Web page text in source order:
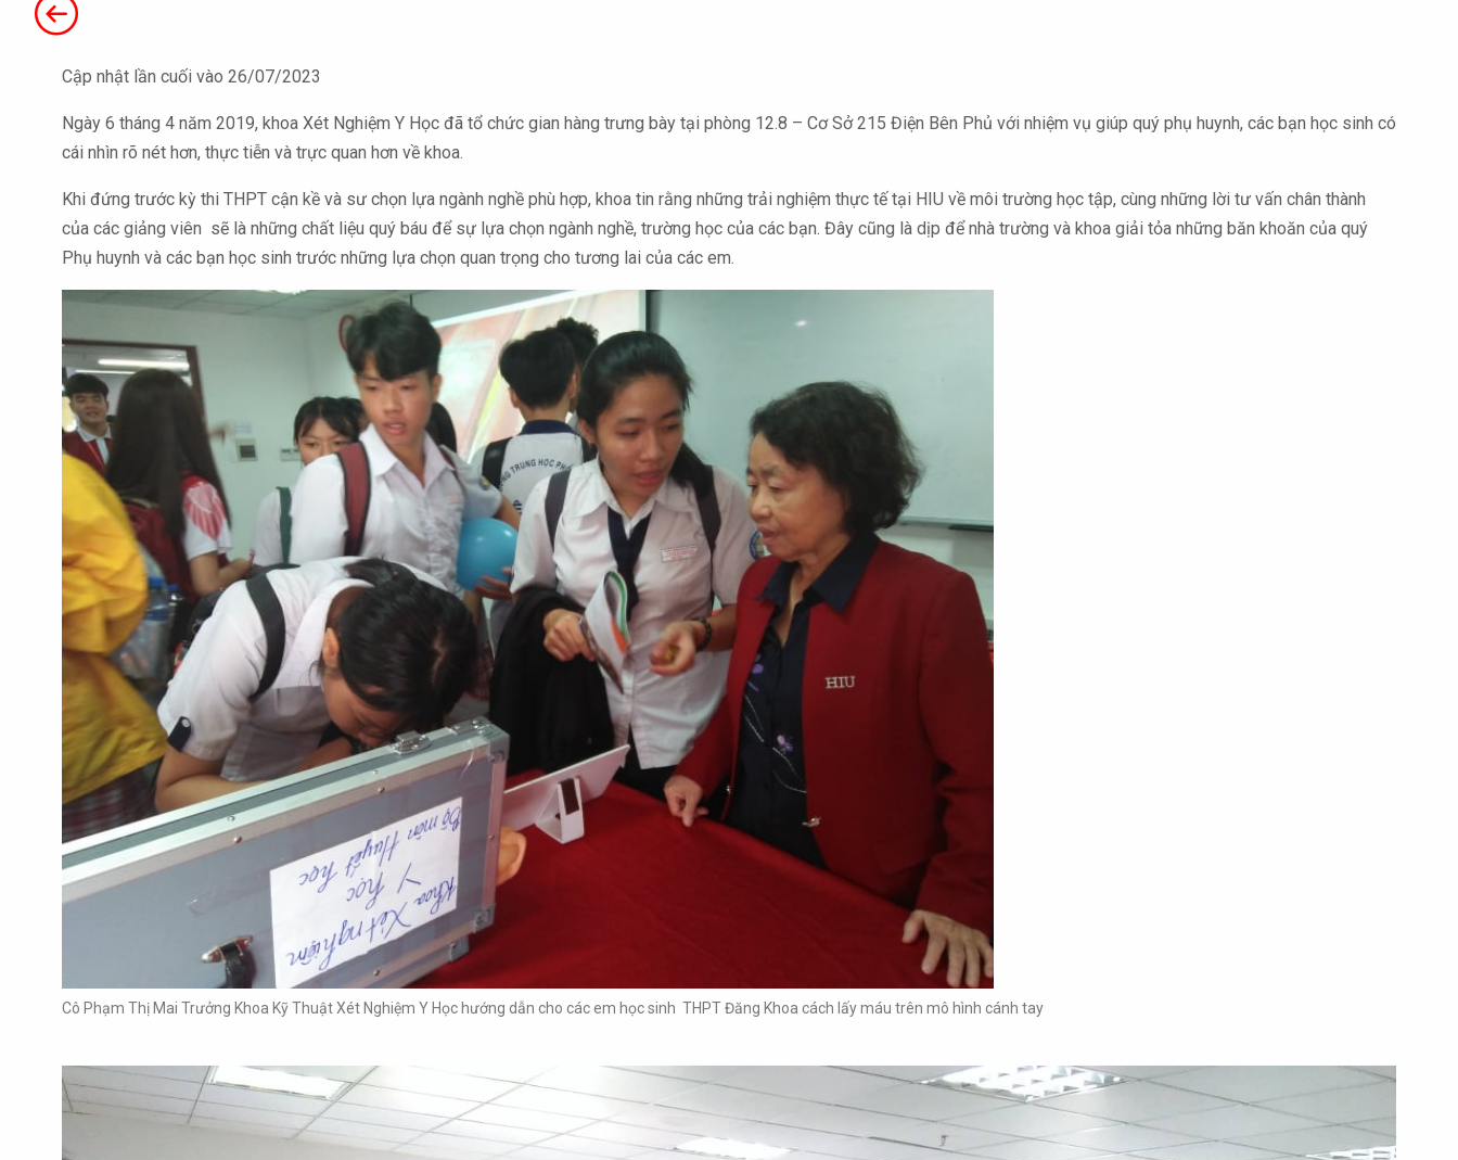
Cập nhật lần cuối vào 26/07/2023
Ngày 6 tháng 4 năm 2019, khoa Xét Nghiệm Y Học đã tổ chức gian hàng trưng bày tại phòng 12.8 – Cơ Sở 215 Điện Bên Phủ với nhiệm vụ giúp quý phụ huynh, các bạn học sinh có
cái nhìn rõ nét hơn, thực tiễn và trực quan hơn về khoa.
Khi đứng trước kỳ thi THPT cận kề và sư chọn lựa ngành nghề phù hợp, khoa tin rằng những trải nghiệm thực tế tại HIU về môi trường học tập, cùng những lời tư vấn chân thành
của các giảng viên sẽ là những chất liệu quý báu để sự lựa chọn ngành nghề, trường học của các bạn. Đây cũng là dịp để nhà trường và khoa giải tỏa những băn khoăn của quý
Phụ huynh và các bạn học sinh trước những lựa chọn quan trọng cho tương lai của các em.
Cô Phạm Thị Mai Trưởng Khoa Kỹ Thuật Xét Nghiệm Y Học hướng dẫn cho các em học sinh THPT Đăng Khoa cách lấy máu trên mô hình cánh tay